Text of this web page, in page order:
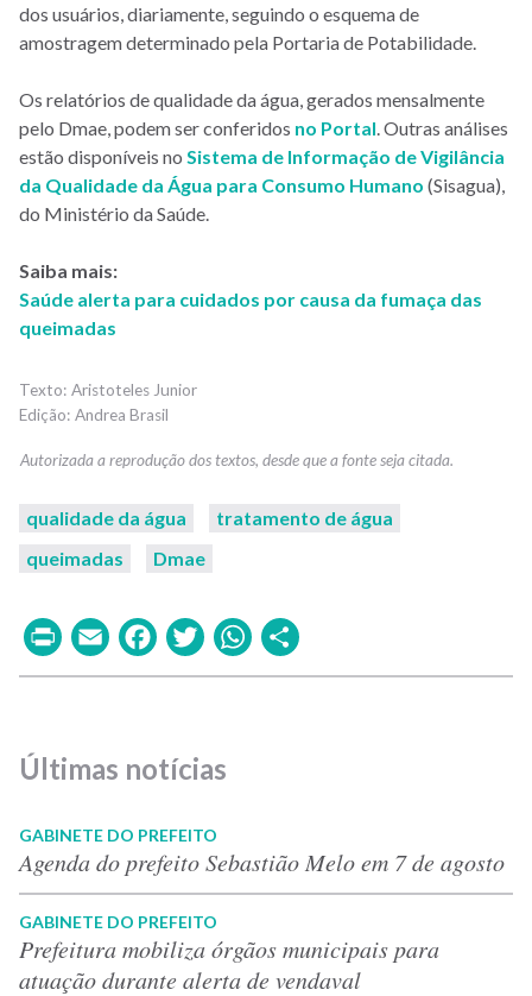
dos usuários, diariamente, seguindo o esquema de
amostragem determinado pela Portaria de Potabilidade.
Os relatórios de qualidade da água, gerados mensalmente
pelo Dmae, podem ser conferidos no Portal . Outras análises
estão disponíveis no Sistema de Informação de Vigilância
da Qualidade da Água para Consumo Humano (Sisagua),
do Ministério da Saúde.
Saiba mais:
Saúde alerta para cuidados por causa da fumaça das
queimadas
Aristoteles Junior
Andrea Brasil
qualidade da água
tratamento de água
queimadas
Dmae
PrintEmailFacebook
TwitterWhatsApp
Últimas notícias
GABINETE DO PREFEITO
Agenda do prefeito Sebastião Melo em 7 de agosto
GABINETE DO PREFEITO
Prefeitura mobiliza órgãos municipais para
atuação durante alerta de vendaval